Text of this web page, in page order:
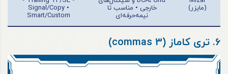
(مایزر)
خارجی • مناسب تا
نیمه‌حرفه‌ای
Signal/Copy •
Smart/Custom
6. تری کاماز (3 commas)